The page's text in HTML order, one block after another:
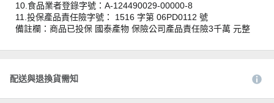
10.食品業者登錄字號：A-124490029-00000-8
11.投保產品責任險字號： 1516 字第 06PD0112 號
備註欄：商品已投保 國泰產物 保險公司產品責任險3千萬 元整
配送與退換貨需知